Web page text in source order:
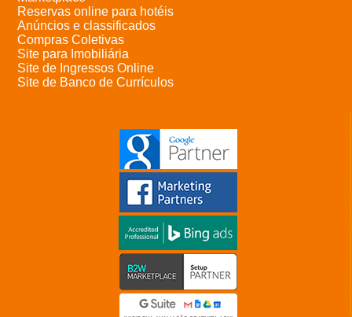
Reservas online para hotéis
Anúncios e classificados
Compras Coletivas
Site para Imobiliária
Site de Ingressos Online
Site de Banco de Currículos